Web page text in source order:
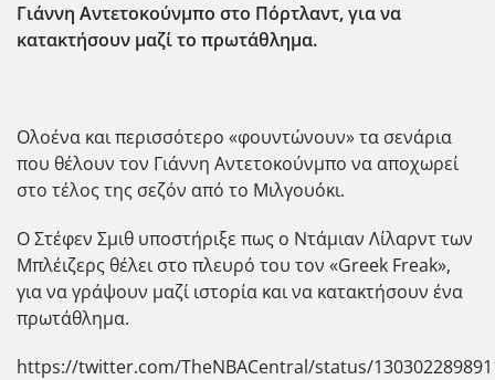
Γιάννη Αντετοκούνμπο στο Πόρτλαντ, για να
κατακτήσουν μαζί το πρωτάθλημα.
Ολοένα και περισσότερο «φουντώνουν» τα σενάρια
που θέλουν τον Γιάννη Αντετοκούνμπο να αποχωρεί
στο τέλος της σεζόν από το Μιλγουόκι.
Ο Στέφεν Σμιθ υποστήριξε πως ο Ντάμιαν Λίλαρντ των
Μπλέιζερς θέλει στο πλευρό του τον «Greek Freak»,
για να γράψουν μαζί ιστορία και να κατακτήσουν ένα
πρωτάθλημα.
https://twitter.com/TheNBACentral/status/